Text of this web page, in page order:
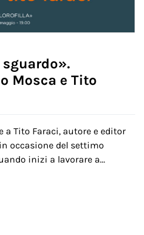
Mosca e Tito
a Tito Faraci, autore e editor
occasione del settimo
inizi a lavorare a...